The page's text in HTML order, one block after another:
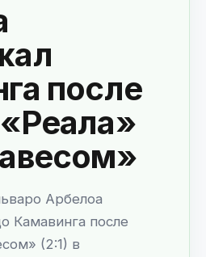
после
Арбелоа
Камавинга после
(2:1) в